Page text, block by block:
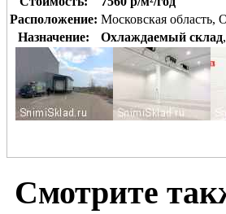
Расположение: Московская область,
Назначение:
Охлаждаемый склад,
Смотрите